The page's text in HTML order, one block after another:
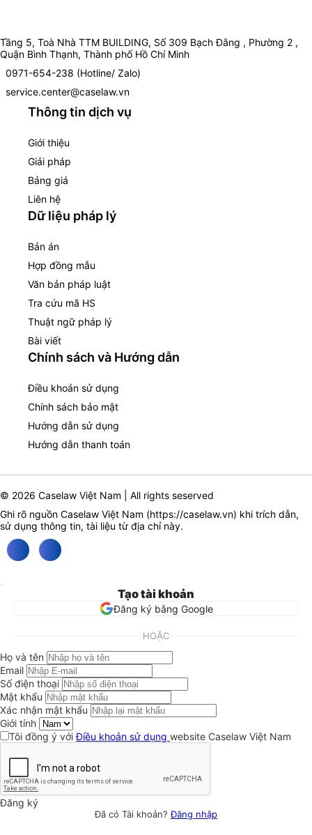
Tầng 5, Toà Nhà TTM BUILDING, Số 309 Bạch Đằng , Phường 2 ,
Quận Bình Thạnh, Thành phố Hồ Chí Minh
0971-654-238 (Hotline/ Zalo)
service.center@caselaw.vn
Thông tin dịch vụ
Giới thiệu
Giải pháp
Bảng giá
Liên hệ
Dữ liệu pháp lý
Bản án
Hợp đồng mẫu
Văn bản pháp luật
Tra cứu mã HS
Thuật ngữ pháp lý
Bài viết
Chính sách và Hướng dẫn
Điều khoản sử dụng
Chính sách bảo mật
Hướng dẫn sử dụng
Hướng dẫn thanh toán
© 2026 Caselaw Việt Nam | All rights seserved
Ghi rõ nguồn Caselaw Việt Nam (https://caselaw.vn) khi trích dẫn,
sử dụng thông tin, tài liệu từ địa chỉ này.
Tạo tài khoản
Đăng ký bằng Google
HOẶC
Họ và tên
Email
Số điện thoại
Mật khẩu
Xác nhận mật khẩu
Giới tính
Tôi đồng ý vớiĐiều khoản sử dụng website Caselaw Việt Nam
Đăng ký
Đã có Tài khoản?Đăng nhập